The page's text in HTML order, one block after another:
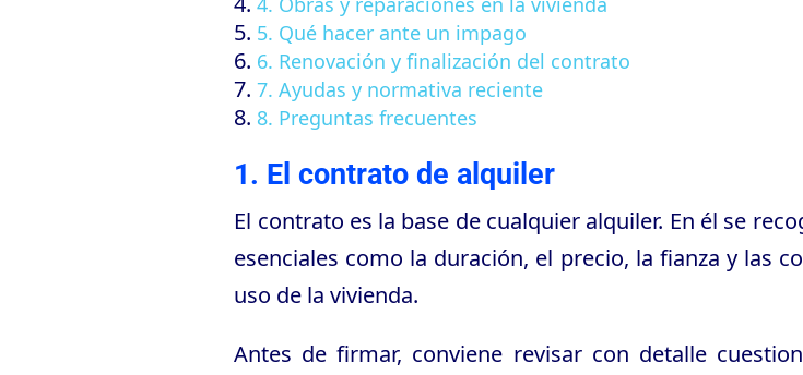
5. Qué hacer ante un impago
6. Renovación y finalización del contrato
7. Ayudas y normativa reciente
8. Preguntas frecuentes
1. El contrato de alquiler
El contrato es la base de cualquier alquiler. En él se
esenciales como la duración, el precio, la fianza y las
uso de la vivienda.
Antes de firmar, conviene revisar con detalle